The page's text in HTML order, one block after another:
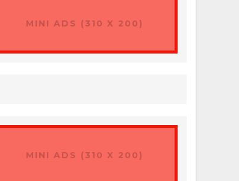
MINI ADS (310 X 200)
MINI ADS (310 X 200)